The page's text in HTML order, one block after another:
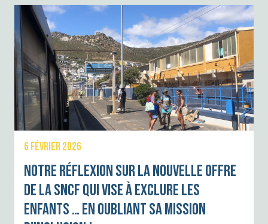
6 FÉVRIER 2026
Notre réflexion sur la nouvelle offre
de la SNCF qui vise à exclure les
enfants … en oubliant sa mission